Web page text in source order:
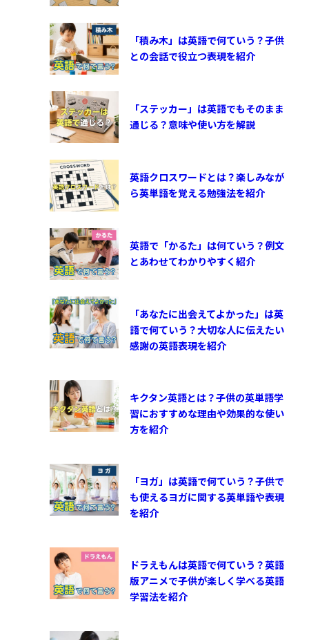
「積み木」は英語で何ていう？子供
との会話で役立つ表現を紹介
「ステッカー」は英語でもそのまま
通じる？意味や使い方を解説
英語クロスワードとは？楽しみなが
ら英単語を覚える勉強法を紹介
英語で「かるた」は何ていう？例文
とあわせてわかりやすく紹介
「あなたに出会えてよかった」は英
語で何ていう？大切な人に伝えたい
感謝の英語表現を紹介
キクタン英語とは？子供の英単語学
習におすすめな理由や効果的な使い
方を紹介
「ヨガ」は英語で何ていう？子供で
も使えるヨガに関する英単語や表現
を紹介
ドラえもんは英語で何ていう？英語
版アニメで子供が楽しく学べる英語
学習法を紹介